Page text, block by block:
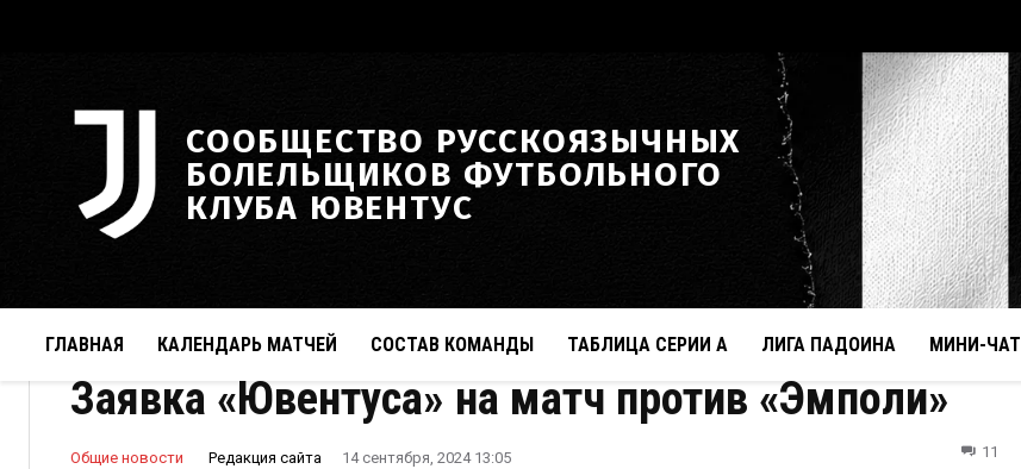
СООБЩЕСТВО РУССКОЯЗЫЧНЫХ
БОЛЕЛЬЩИКОВ ФУТБОЛЬНОГО
КЛУБА ЮВЕНТУС
ГЛАВНАЯ КАЛЕНДАРЬ МАТЧЕЙ СОСТАВ КОМАНДЫ ТАБЛИЦА СЕРИИ А ЛИГА ПАДОИНА МИНИ-ЧАТ
Заявка «Ювентуса» на матч против «Эмполи»
Общие новости Редакция сайта 14 сентября, 2024 13:05 11